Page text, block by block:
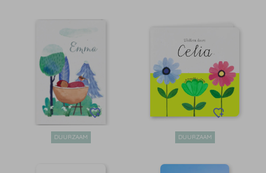
DUURZAAM DUURZAAM